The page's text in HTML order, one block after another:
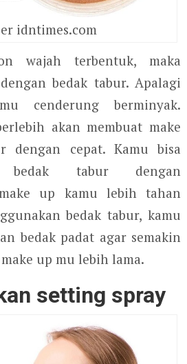
idntimes.com
wajah terbentuk, maka
bedak tabur. Apalagi
cenderung berminyak.
akan membuat make
dengan cepat. Kamu bisa
bedak tabur dengan
up kamu lebih tahan
bedak tabur, kamu
bedak padat agar semakin
up mu lebih lama.
setting spray